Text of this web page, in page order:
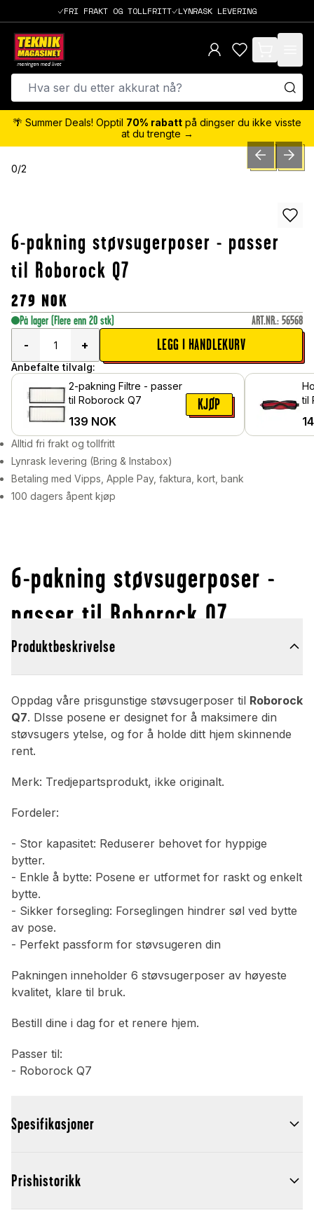
FRI FRAKT OG TOLLFRITT LYNRASK LEVERING
items in cart,
🌴 Summer Deals! Opptil 70% rabatt på dingser du ikke visste
at du trengte →
0/2 PREVIOUSNEXT
6-pakning støvsugerposer - passer
til Roborock Q7
279 NOK
På lager (Flere enn 20 stk) ART.NR.: 56568
-
+ LEGG I HANDLEKURV
Anbefalte tilvalg:
2-pakning Filtre - passer
til Roborock Q7
139 NOK
KJØP
Alltid fri frakt og tollfritt
Lynrask levering (Bring & Instabox)
Betaling med Vipps, Apple Pay, faktura, kort, bank
100 dagers åpent kjøp
6-pakning støvsugerposer -
passer til Roborock Q7
Produktbeskrivelse
Oppdag våre prisgunstige støvsugerposer til Roborock
Q7. DIsse posene er designet for å maksimere din
støvsugers ytelse, og for å holde ditt hjem skinnende
rent.
Merk: Tredjepartsprodukt, ikke originalt.
Fordeler:
- Stor kapasitet: Reduserer behovet for hyppige
bytter.
- Enkle å bytte: Posene er utformet for raskt og enkelt
bytte.
- Sikker forsegling: Forseglingen hindrer søl ved bytte
av pose.
- Perfekt passform for støvsugeren din
Pakningen inneholder 6 støvsugerposer av høyeste
kvalitet, klare til bruk.
Bestill dine i dag for et renere hjem.
Passer til:
- Roborock Q7
Spesifikasjoner
Prishistorikk